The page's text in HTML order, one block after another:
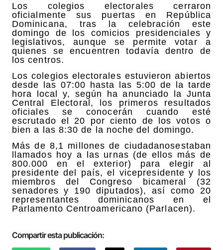
Los colegios electorales cerraron
oficialmente sus puertas en República
Dominicana, tras la celebración este
domingo de los comicios presidenciales y
legislativos, aunque se permite votar a
quienes se encuentren todavía dentro de
los centros.
Los colegios electorales estuvieron abiertos
desde las 07:00 hasta las 5:00 de la tarde
hora local y, según ha anunciado la Junta
Central Electoral, los primeros resultados
oficiales se conocerán cuando esté
escrutado el 20 por ciento de los votos o
bien a las 8:30 de la noche del domingo.
Más de 8,1 millones de ciudadanosestaban
llamados hoy a las urnas (de ellos más de
800.000 en el exterior) para elegir al
presidente del país, el vicepresidente y los
miembros del Congreso bicameral
(32
senadores y 190 diputados), así como 20
representantes dominicanos en el
Parlamento Centroamericano (Parlacen).
Compartir esta publicación: